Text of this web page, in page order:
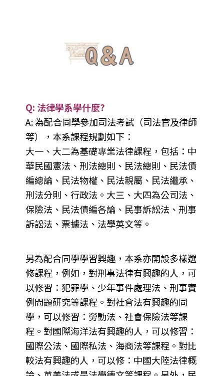
Q: 法律學系學什麼?
A: 為配合同學參加司法考試（司法官及律師
等），本系課程規劃如下：
大一、大二為基礎專業法律課程，包括：中
華民國憲法、刑法總則、民法總則、民法債
編總論、民法物權、民法親屬、民法繼承、
刑法分則、行政法。大三、大四為公司法、
保險法、民法債編各論、民事訴訟法、刑事
訴訟法、票據法、法學英文等。
另為配合同學學習興趣，本系亦開設多樣選
修課程，例如，對刑事法律有興趣的人，可
以修習：犯罪學、少年事件處理法、刑事實
例問題研究等課程。對社會法有興趣的同
學，可以修習：勞動法、社會保險法等課
程。對國際海洋法有興趣的人，可以修習：
國際公法、國際私法、海商法等課程。對比
較法有興趣的人，可以修：中國大陸法律概